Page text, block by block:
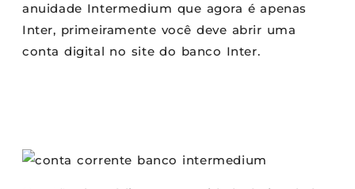
anuidade Intermedium que agora é apenas
Inter, primeiramente você deve abrir uma
conta digital no site do banco Inter.